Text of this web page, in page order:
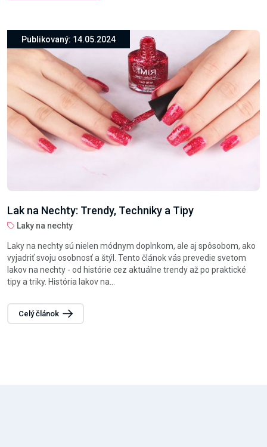
Publikovaný: 14.05.2024
Lak na Nechty: Trendy, Techniky a Tipy
Laky na nechty
Laky na nechty sú nielen módnym doplnkom, ale aj spôsobom, ako
vyjadriť svoju osobnosť a štýl. Tento článok vás prevedie svetom
lakov na nechty - od histórie cez aktuálne trendy až po praktické
tipy a triky. História lakov na...
Celý článok